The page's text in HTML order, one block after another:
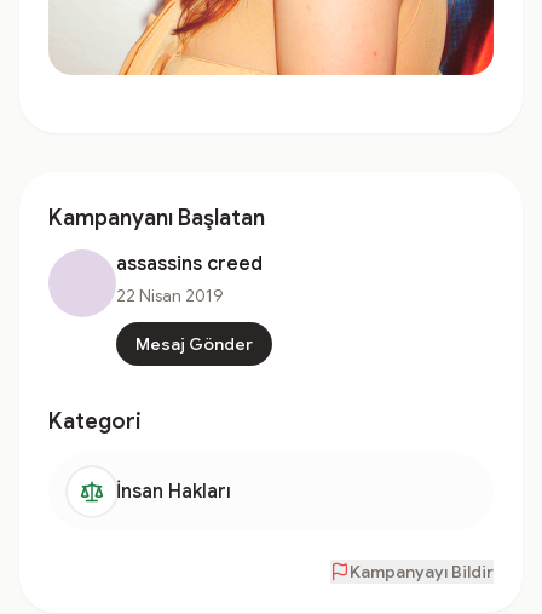
Kampanyanı Başlatan
assassins creed
22 Nisan 2019
Mesaj Gönder
Kategori
İnsan Hakları
Kampanyayı Bildir